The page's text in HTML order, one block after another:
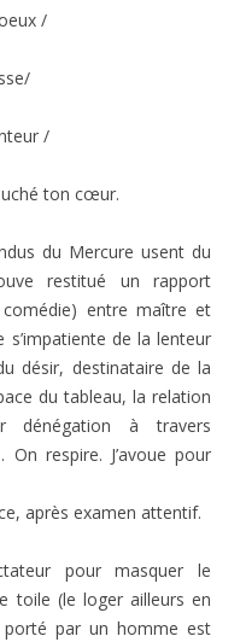
/
/
ton cœur.
du Mercure usent du
restitué un rapport
entre maître et
de la lenteur
désir, destinataire de la
du tableau, la relation
dénégation à travers
On respire. J’avoue pour
après examen attentif.
pour masquer le
toile (le loger ailleurs en
par un homme est